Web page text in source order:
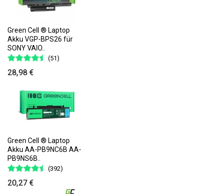
Green Cell ® Laptop
Akku VGP-BPS26 für
SONY VAIO..
(51)
28,98 €
Green Cell ® Laptop
Akku AA-PB9NC6B AA-
PB9NS6B..
(392)
20,27 €